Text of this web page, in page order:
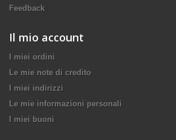
Feedback
Il mio account
I miei ordini
Le mie note di credito
I miei indirizzi
Le mie informazioni personali
I miei buoni